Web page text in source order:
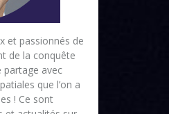
et passionnés de
de la conquête
partage avec
que l’on a
! Ce sont